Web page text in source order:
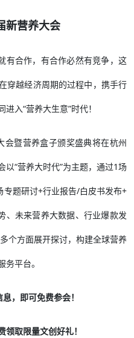
新营养大会
有合作，有合作必然有竞争，这
穿越经济周期的过程中，携手行
入“营养大生意”时代！
暨营养盒子颁奖盛典将在杭州
“营养大时代”为主题，通过1场
题研讨+行业报告/白皮书发布+
、未来营养大数据、行业爆款发
个方面展开探讨，构建全球营养
平台。
，即可免费参会！
取限量文创好礼！